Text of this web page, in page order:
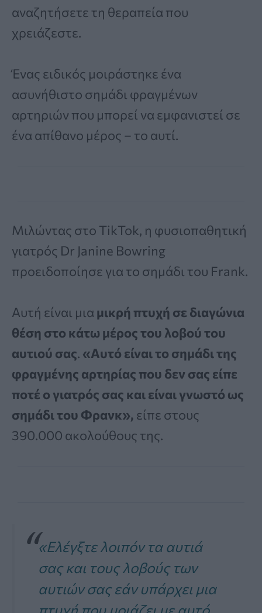
αναζητήσετε τη θεραπεία που
χρειάζεστε.
Ένας ειδικός μοιράστηκε ένα
ασυνήθιστο σημάδι φραγμένων
αρτηριών που μπορεί να εμφανιστεί σε
ένα απίθανο μέρος – το αυτί.
Μιλώντας στο TikTok, η φυσιοπαθητική
γιατρός Dr Janine Bowring
προειδοποίησε για το σημάδι του Frank.
Αυτή είναι μια μικρή πτυχή σε διαγώνια
θέση στο κάτω μέρος του λοβού του
αυτιού σας. «Αυτό είναι το σημάδι της
φραγμένης αρτηρίας που δεν σας είπε
ποτέ ο γιατρός σας και είναι γνωστό ως
σημάδι του Φρανκ», είπε στους
390.000 ακολούθους της.
«Ελέγξτε λοιπόν τα αυτιά
σας και τους λοβούς των
αυτιών σας εάν υπάρχει μια
πτυχή που μοιάζει με αυτό